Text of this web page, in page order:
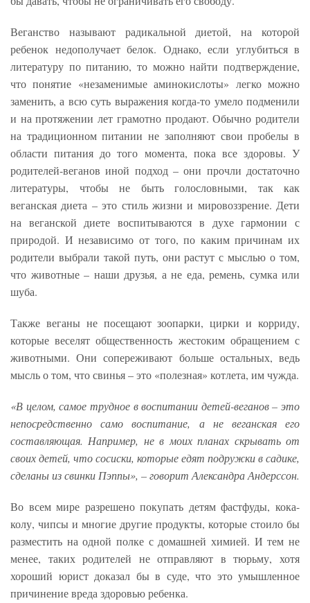
Веганство называют радикальной диетой, на которой
ребенок недополучает белок. Однако, если углубиться в
литературу по питанию, то можно найти подтверждение,
что понятие «незаменимые аминокислоты» легко можно
заменить, а всю суть выражения когда-то умело подменили
и на протяжении лет грамотно продают. Обычно родители
на традиционном питании не заполняют свои пробелы в
области питания до того момента, пока все здоровы. У
родителей-веганов иной подход – они прочли достаточно
литературы, чтобы не быть голословными, так как
веганская диета – это стиль жизни и мировоззрение. Дети
на веганской диете воспитываются в духе гармонии с
природой. И независимо от того, по каким причинам их
родители выбрали такой путь, они растут с мыслью о том,
что животные – наши друзья, а не еда, ремень, сумка или
шуба.
Также веганы не посещают зоопарки, цирки и корриду,
которые веселят общественность жестоким обращением с
животными. Они сопереживают больше остальных, ведь
мысль о том, что свинья – это «полезная» котлета, им чужда.
«В целом, самое трудное в воспитании детей-веганов – это
непосредственно само воспитание, а не веганская его
составляющая. Например, не в моих планах скрывать от
своих детей, что сосиски, которые едят подружки в садике,
сделаны из свинки Пэппы», – говорит Александра Андерссон.
Во всем мире разрешено покупать детям фастфуды, кока-
колу, чипсы и многие другие продукты, которые стоило бы
разместить на одной полке с домашней химией. И тем не
менее, таких родителей не отправляют в тюрьму, хотя
хороший юрист доказал бы в суде, что это умышленное
причинение вреда здоровью ребенка.